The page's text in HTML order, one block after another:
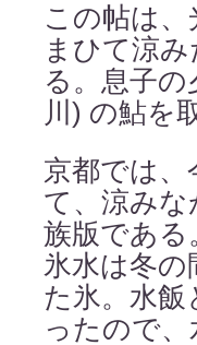
この帖は
まひて涼
る。息子
川) の鮎を
京都では
て、涼み
族版である
氷水は冬
た氷。水
ったので